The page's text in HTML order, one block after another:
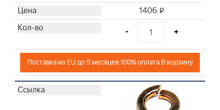
1406 i
- +
Поставка из EU до 5 месяцев 100% оплата В корзину